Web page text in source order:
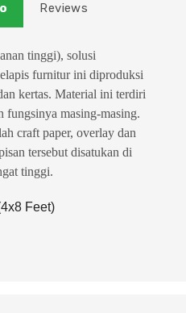
Reviews
tinggi), solusi
furnitur ini diproduksi
kertas. Material ini terdiri
fungsinya masing-masing.
craft paper, overlay dan
tersebut disatukan di
tinggi.
Feet)